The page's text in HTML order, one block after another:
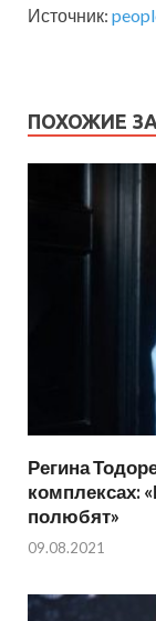
Источник:
ПОХОЖИЕ
Регина
комплексах:
полюбят»
09.08.2021